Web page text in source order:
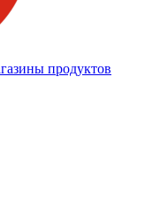
продуктов